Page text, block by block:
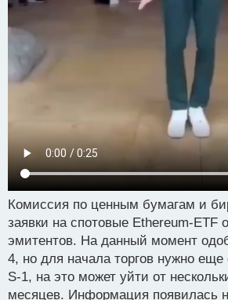
Комиссия по ценным бумагам и
заявки на спотовые Ethereum-ETF
эмитентов. На данный момент
4, но для начала торгов нужно
S-1, на это может уйти от
месяцев. Информация появилась